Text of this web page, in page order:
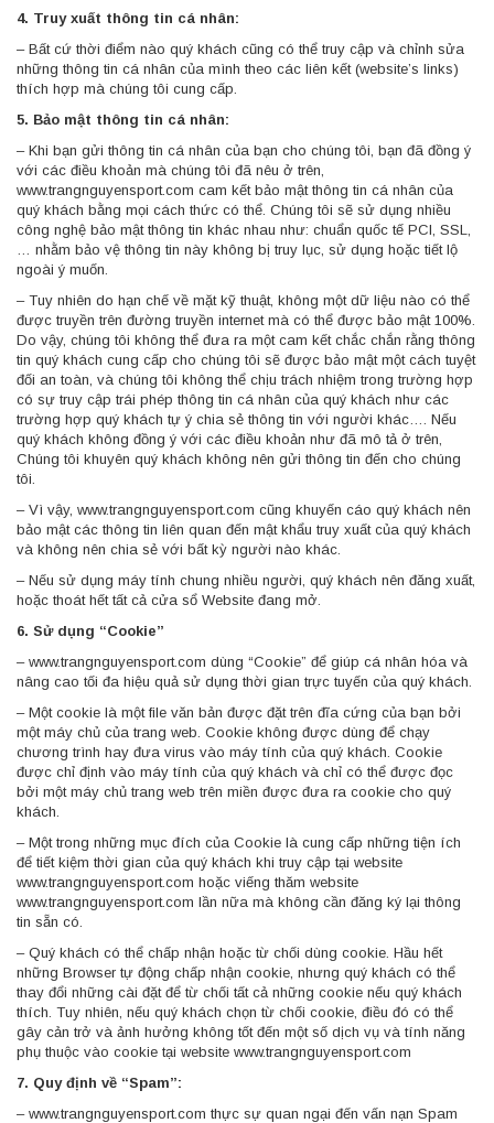
4. Truy xuất thông tin cá nhân:
– Bất cứ thời điểm nào quý khách cũng có thể truy cập và chỉnh sửa
những thông tin cá nhân của mình theo các liên kết (website’s links)
thích hợp mà chúng tôi cung cấp.
5. Bảo mật thông tin cá nhân:
– Khi bạn gửi thông tin cá nhân của bạn cho chúng tôi, bạn đã đồng ý
với các điều khoản mà chúng tôi đã nêu ở trên,
www.trangnguyensport.com cam kết bảo mật thông tin cá nhân của
quý khách bằng mọi cách thức có thể. Chúng tôi sẽ sử dụng nhiều
công nghệ bảo mật thông tin khác nhau như: chuẩn quốc tế PCI, SSL,
… nhằm bảo vệ thông tin này không bị truy lục, sử dụng hoặc tiết lộ
ngoài ý muốn.
– Tuy nhiên do hạn chế về mặt kỹ thuật, không một dữ liệu nào có thể
được truyền trên đường truyền internet mà có thể được bảo mật 100%.
Do vậy, chúng tôi không thể đưa ra một cam kết chắc chắn rằng thông
tin quý khách cung cấp cho chúng tôi sẽ được bảo mật một cách tuyệt
đối an toàn, và chúng tôi không thể chịu trách nhiệm trong trường hợp
có sự truy cập trái phép thông tin cá nhân của quý khách như các
trường hợp quý khách tự ý chia sẻ thông tin với người khác…. Nếu
quý khách không đồng ý với các điều khoản như đã mô tả ở trên,
Chúng tôi khuyên quý khách không nên gửi thông tin đến cho chúng
tôi.
– Vì vậy, www.trangnguyensport.com cũng khuyến cáo quý khách nên
bảo mật các thông tin liên quan đến mật khẩu truy xuất của quý khách
và không nên chia sẻ với bất kỳ người nào khác.
– Nếu sử dụng máy tính chung nhiều người, quý khách nên đăng xuất,
hoặc thoát hết tất cả cửa sổ Website đang mở.
6. Sử dụng “Cookie”
– www.trangnguyensport.com dùng “Cookie” để giúp cá nhân hóa và
nâng cao tối đa hiệu quả sử dụng thời gian trực tuyến của quý khách.
– Một cookie là một file văn bản được đặt trên đĩa cứng của bạn bởi
một máy chủ của trang web. Cookie không được dùng để chạy
chương trình hay đưa virus vào máy tính của quý khách. Cookie
được chỉ định vào máy tính của quý khách và chỉ có thể được đọc
bởi một máy chủ trang web trên miền được đưa ra cookie cho quý
khách.
– Một trong những mục đích của Cookie là cung cấp những tiện ích
để tiết kiệm thời gian của quý khách khi truy cập tại website
www.trangnguyensport.com hoặc viếng thăm website
www.trangnguyensport.com lần nữa mà không cần đăng ký lại thông
tin sẵn có.
– Quý khách có thể chấp nhận hoặc từ chối dùng cookie. Hầu hết
những Browser tự động chấp nhận cookie, nhưng quý khách có thể
thay đổi những cài đặt để từ chối tất cả những cookie nếu quý khách
thích. Tuy nhiên, nếu quý khách chọn từ chối cookie, điều đó có thể
gây cản trở và ảnh hưởng không tốt đến một số dịch vụ và tính năng
phụ thuộc vào cookie tại website www.trangnguyensport.com
7. Quy định về “Spam”:
– www.trangnguyensport.com thực sự quan ngại đến vấn nạn Spam